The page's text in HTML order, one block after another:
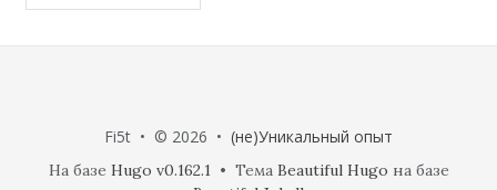
Fi5t • © 2026 • (не)Уникальный опыт
На базе Hugo v0.162.1• Тема Beautiful Hugo на базе